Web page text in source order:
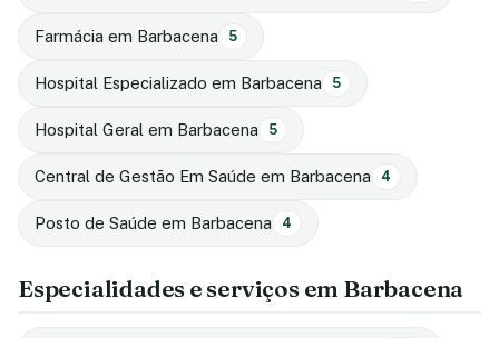
Farmácia em Barbacena 5
Hospital Especializado em Barbacena 5
Hospital Geral em Barbacena 5
Central de Gestão Em Saúde em Barbacena 4
Posto de Saúde em Barbacena 4
Especialidades e serviços em Barbacena